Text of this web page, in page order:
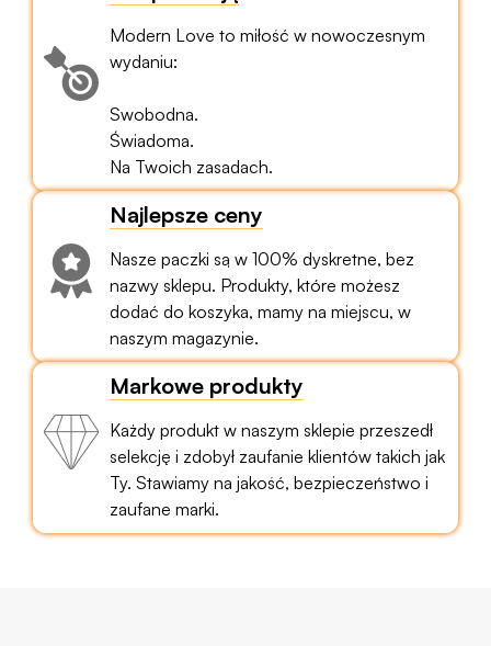
Modern Love to miłość w nowoczesnym
wydaniu:
Swobodna.
Świadoma.
Na Twoich zasadach.
Najlepsze ceny
Nasze paczki są w 100% dyskretne, bez
nazwy sklepu. Produkty, które możesz
dodać do koszyka, mamy na miejscu, w
naszym magazynie.
Markowe produkty
Każdy produkt w naszym sklepie przeszedł
selekcję i zdobył zaufanie klientów takich jak
Ty. Stawiamy na jakość, bezpieczeństwo i
zaufane marki.